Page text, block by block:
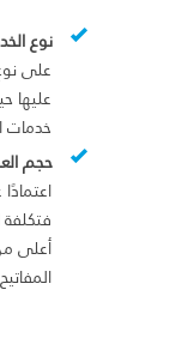
نوع
على
عليها
خدمات
حجم
فتكلفة
أعلى